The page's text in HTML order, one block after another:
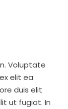
Voluptate
elit ea
duis elit
ut fugiat. In